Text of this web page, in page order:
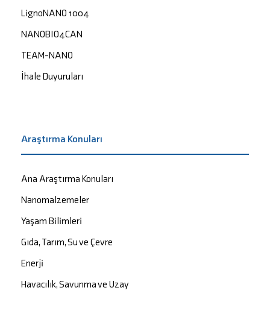
LignoNANO 1004
NANOBIO4CAN
TEAM-NANO
İhale Duyuruları
Araştırma Konuları
Ana Araştırma Konuları
Nanomalzemeler
Yaşam Bilimleri
Gıda, Tarım, Su ve Çevre
Enerji
Havacılık, Savunma ve Uzay